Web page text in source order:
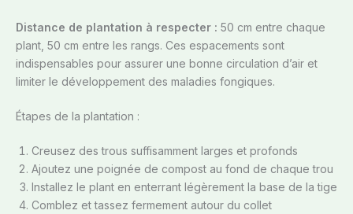
Distance de plantation à respecter : 50 cm entre chaque
plant, 50 cm entre les rangs. Ces espacements sont
indispensables pour assurer une bonne circulation d’air et
limiter le développement des maladies fongiques.
Étapes de la plantation :
Creusez des trous suffisamment larges et profonds
Ajoutez une poignée de compost au fond de chaque trou
Installez le plant en enterrant légèrement la base de la tige
Comblez et tassez fermement autour du collet